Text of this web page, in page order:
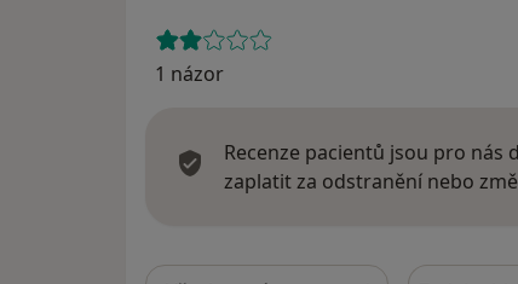
1 názor
Recenze pacientů jsou pro nás
zaplatit za odstranění nebo
Hledejte v